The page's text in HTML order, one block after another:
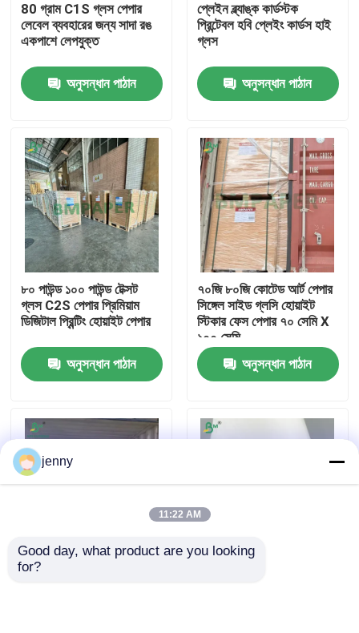
বাড়ি
পণ্য
আমাদের সম্পর্কে
কারখানা ভ্রমণ
মান নিয়ন্ত্রণ
আমাদের সাথে যোগাযোগ করুন
খবর
CAD প্লটার পেপার
80 গ্রাম C1S গ্লস পেপার
লেবেল ব্যবহারের জন্য সাদা রঙ
একপাশে লেপযুক্ত
অনুসন্ধান পাঠান
প্লেইন ব্ল্যাঙ্ক কার্ডস্টক
প্রিন্টেবল হবি প্লেইং কার্ডস হাই
গ্লস
অনুসন্ধান পাঠান
৮০ পাউন্ড ১০০ পাউন্ড টেক্সট
গ্লস C2S পেপার প্রিমিয়াম
ডিজিটাল প্রিন্টিং হোয়াইট পেপার
অনুসন্ধান পাঠান
৭০জি ৮০জি কোটেড আর্ট পেপার
সিঙ্গেল সাইড গ্লসি হোয়াইট
স্টিকার ফেস পেপার ৭০ সেমি X
১০০ সেমি
অনুসন্ধান পাঠান
1 মিমি 2 মিমি সাদা রঙের
jenny
11:22 AM
Good day, what product are you looking
for?